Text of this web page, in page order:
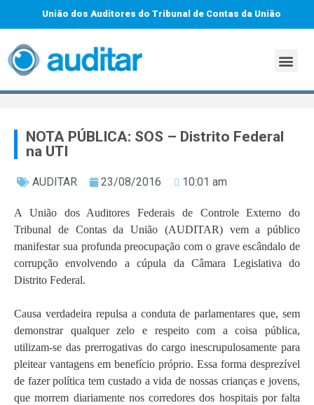
União dos Auditores do Tribunal de Contas da União
NOTA PÚBLICA: SOS – Distrito Federal
na UTI
AUDITAR 23/08/2016 10:01 am
A União dos Auditores Federais de Controle Externo do
Tribunal de Contas da União (AUDITAR) vem a público
manifestar sua profunda preocupação com o grave escândalo de
corrupção envolvendo a cúpula da Câmara Legislativa do
Distrito Federal.
Causa verdadeira repulsa a conduta de parlamentares que, sem
demonstrar qualquer zelo e respeito com a coisa pública,
utilizam-se das prerrogativas do cargo inescrupulosamente para
pleitear vantagens em benefício próprio. Essa forma desprezível
de fazer política tem custado a vida de nossas crianças e jovens,
que morrem diariamente nos corredores dos hospitais por falta